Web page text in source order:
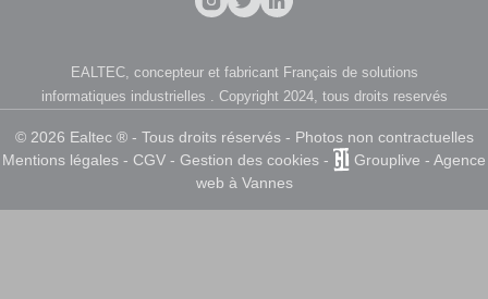
EALTEC, concepteur et fabricant Français de solutions
informatiques industrielles . Copyright 2024, tous droits reservés
© 2026 Ealtec ® - Tous droits réservés - Photos non contractuelles
Mentions légales- CGV- Gestion des cookies-
Grouplive - Agence
web à Vannes